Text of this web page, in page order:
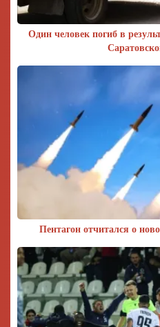
Один человек погиб в
Пентагон отчитался о